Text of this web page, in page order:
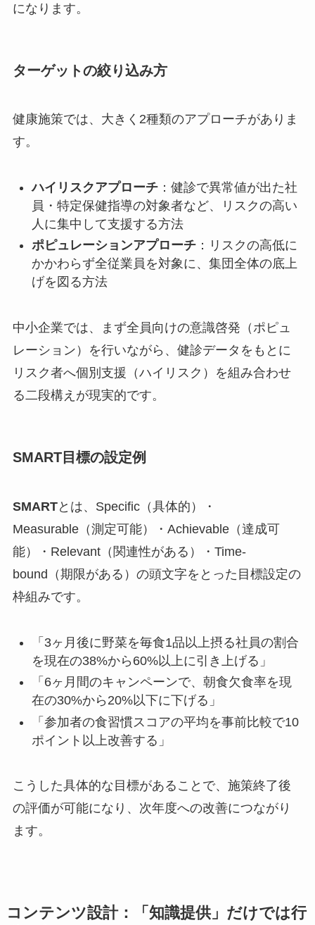
になります。
ターゲットの絞り込み方
健康施策では、大きく2種類のアプローチがありま
す。
ハイリスクアプローチ：健診で異常値が出た社
員・特定保健指導の対象者など、リスクの高い
人に集中して支援する方法
ポピュレーションアプローチ：リスクの高低に
かかわらず全従業員を対象に、集団全体の底上
げを図る方法
中小企業では、まず全員向けの意識啓発（ポピュ
レーション）を行いながら、健診データをもとに
リスク者へ個別支援（ハイリスク）を組み合わせ
る二段構えが現実的です。
SMART目標の設定例
SMARTとは、Specific（具体的）・
Measurable（測定可能）・Achievable（達成可
能）・Relevant（関連性がある）・Time-
bound（期限がある）の頭文字をとった目標設定の
枠組みです。
「3ヶ月後に野菜を毎食1品以上摂る社員の割合
を現在の38%から60%以上に引き上げる」
「6ヶ月間のキャンペーンで、朝食欠食率を現
在の30%から20%以下に下げる」
「参加者の食習慣スコアの平均を事前比較で10
ポイント以上改善する」
こうした具体的な目標があることで、施策終了後
の評価が可能になり、次年度への改善につながり
ます。
コンテンツ設計：「知識提供」だけでは行